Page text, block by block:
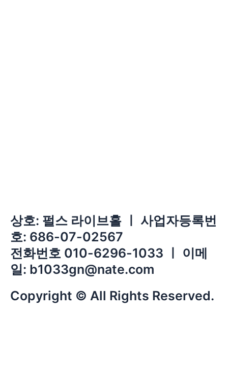
상호: 펄스 라이브홀 ㅣ 사업자등록번
호: 686-07-02567
전화번호 010-6296-1033 ㅣ 이메
일: b1033gn@nate.com
Copyright © All Rights Reserved.